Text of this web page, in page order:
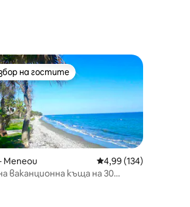
от 5, 124 отзива
избор на гостите
на гостите
Meneou Средна оценка: 4,99
4,99 (134)
ваканционна къща на 30